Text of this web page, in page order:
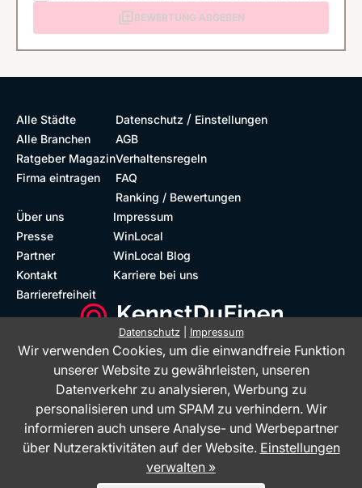
BEWERTUNG ABGEBEN
Alle Städte
Alle Branchen
Ratgeber Magazin
Firma eintragen
Datenschutz / Einstellungen
AGB
Verhaltensregeln
FAQ
Ranking / Bewertungen
Über uns
Presse
Partner
Kontakt
Barrierefreiheit
Impressum
WinLocal
WinLocal Blog
Karriere bei uns
Datenschutz| Impressum
Wir verwenden Cookies, um die einwandfreie Funktion
unserer Website zu gewährleisten, unseren
Datenverkehr zu analysieren, Werbung zu
personalisieren und um SPAM zu verhindern. Wir
informieren auch unsere Analyse- und Werbepartner
über Nutzeraktivitäten auf der Website. Einstellungen
verwalten »